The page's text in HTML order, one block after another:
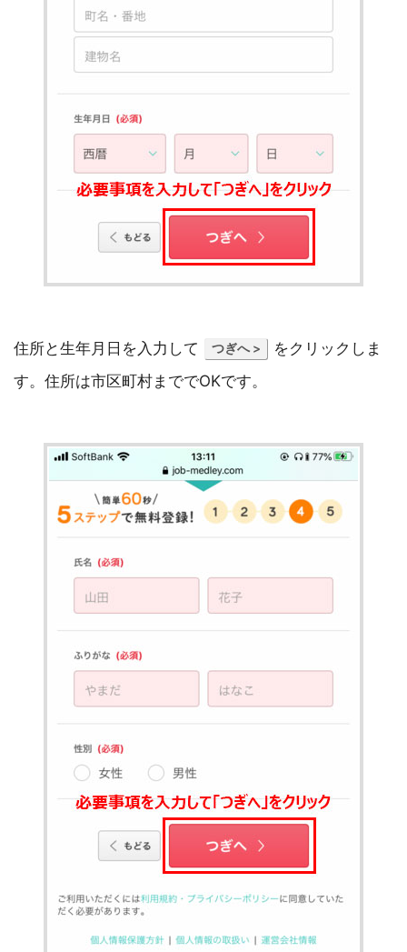
住所と生年月日を入力して つぎへ >
をクリックしま
す。住所は市区町村まででOKです。